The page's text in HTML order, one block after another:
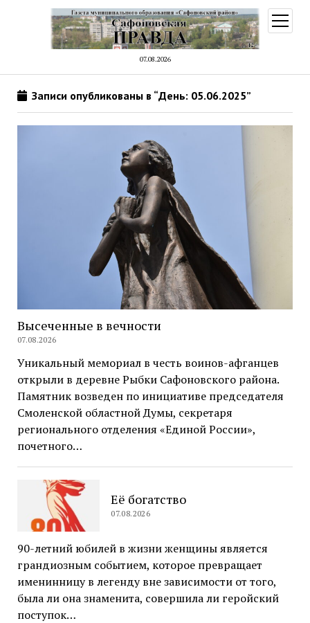
07.08.2026
меню
Записи опубликованы в “День: 05.06.2025”
Высеченные в вечности
07.08.2026
Уникальный мемориал в честь воинов-афганцев
открыли в деревне Рыбки Сафоновского района.
Памятник возведен по инициативе председателя
Смоленской областной Думы, секретаря
регионального отделения «Единой России»,
почетного…
Её богатство
07.08.2026
90-летний юбилей в жизни женщины является
грандиозным событием, которое превращает
именинницу в легенду вне зависимости от того,
была ли она знаменита, совершила ли геройский
поступок…